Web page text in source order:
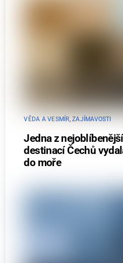
VĚDA A VESMÍR,ZAJÍMAVOSTI
Jedna z
destinací Čechů
do moře